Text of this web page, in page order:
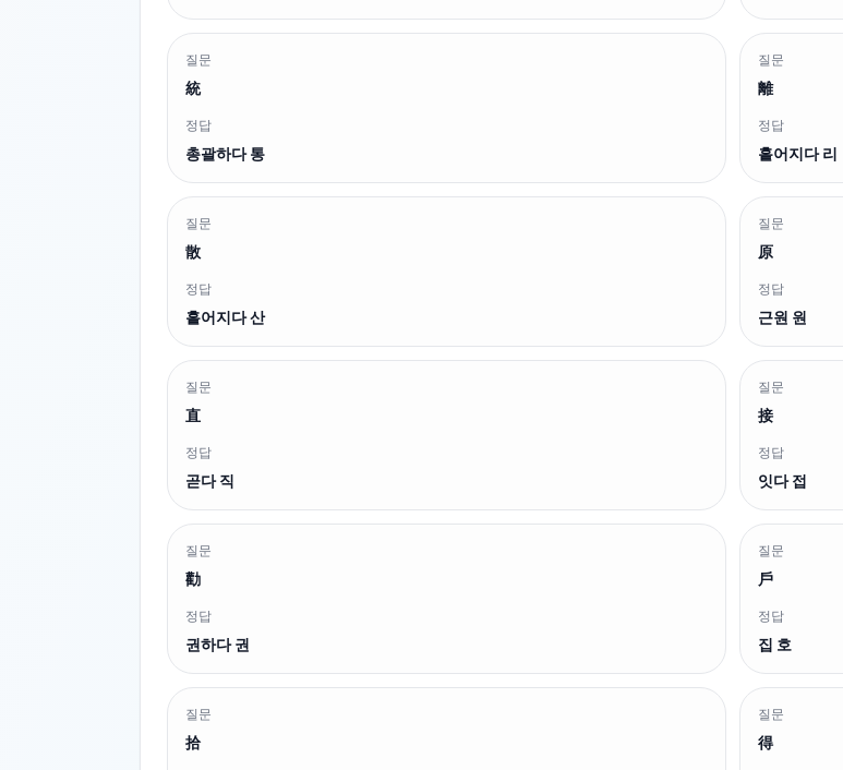
질문
統
정답
총괄하다 통
질문
離
정답
흩어지다 리
질문
散
정답
흩어지다 산
질문
原
정답
근원 원
질문
直
정답
곧다 직
질문
接
정답
잇다 접
질문
勸
정답
권하다 권
질문
戶
정답
집 호
질문
拾
질문
得